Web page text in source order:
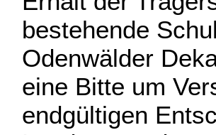
bestehende
Odenwälder
eine Bitte um
endgültigen